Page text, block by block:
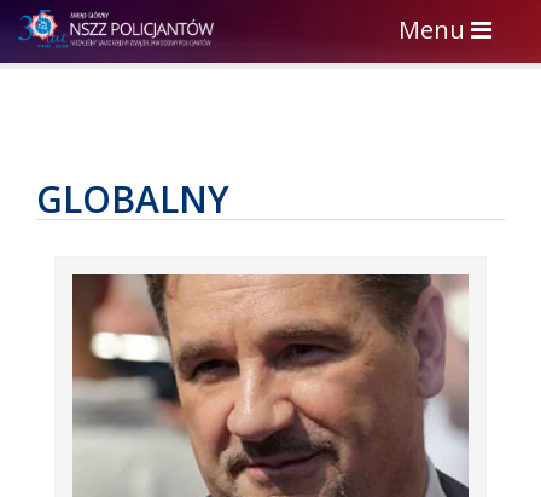
Toggle
navigation
Menu
GLOBALNY